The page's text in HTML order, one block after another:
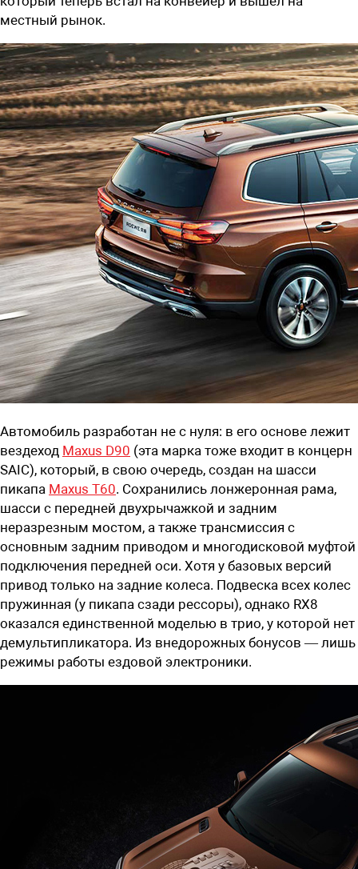
местный рынок.
Автомобиль разработан не с нуля: в его основе лежит
вездеход Maxus D90 (эта марка тоже входит в концерн
SAIC), который, в свою очередь, создан на шасси
пикапа Maxus T60. Сохранились лонжеронная рама,
шасси с передней двухрычажкой и задним
неразрезным мостом, а также трансмиссия с
основным задним приводом и многодисковой муфтой
подключения передней оси. Хотя у базовых версий
привод только на задние колеса. Подвеска всех колес
пружинная (у пикапа сзади рессоры), однако RX8
оказался единственной моделью в трио, у которой нет
демультипликатора. Из внедорожных бонусов — лишь
режимы работы ездовой электроники.